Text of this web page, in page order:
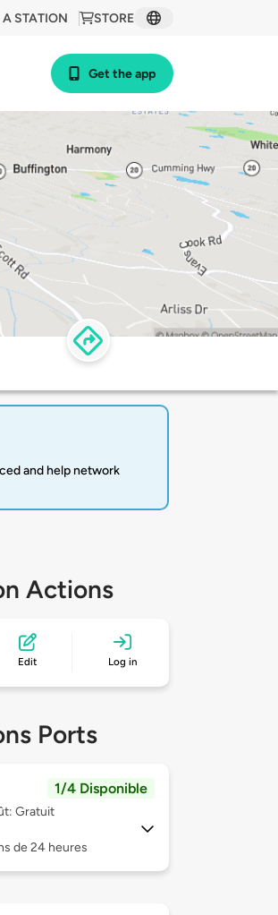
STORE
A STATION
Get the app
and help network
Actions
Edit Log in
Ports
1/4 Disponible
Gratuit
de 24 heures